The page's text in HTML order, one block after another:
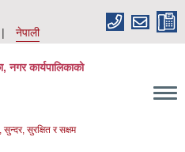
नेपाली
नगर कार्यपालिकाको
सुरक्षित र सक्षम